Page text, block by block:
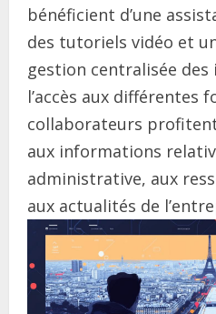
bénéficient d’une
des tutoriels vidéo et
gestion centralisée
l’accès aux différentes
collaborateurs profitent
aux informations
administrative, aux
aux actualités de